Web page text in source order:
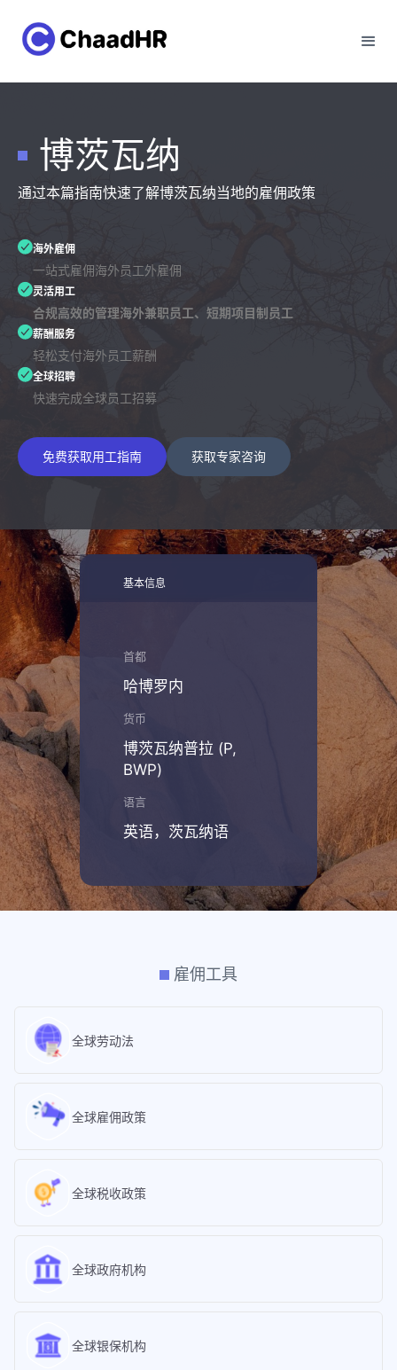
博茨瓦纳
通过本篇指南快速了解博茨瓦纳当地的雇佣政策
海外雇佣
一站式雇佣海外员工外雇佣
灵活用工
合规高效的管理海外兼职员工、短期项目制员工
薪酬服务
轻松支付海外员工薪酬
全球招聘
快速完成全球员工招募
免费获取用工指南 获取专家咨询
基本信息
首都
哈博罗内
货币
博茨瓦纳普拉 (P,
BWP)
语言
英语，茨瓦纳语
雇佣工具
全球劳动法
全球雇佣政策
全球税收政策
全球政府机构
全球银保机构